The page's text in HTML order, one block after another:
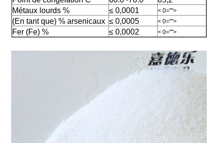
Métaux lourds %
≤ 0,0001 < 0="">
(En tant que) % arsenicaux ≤ 0,0005 < 0="">
Fer (Fe) % ≤ 0,0002 < 0="">